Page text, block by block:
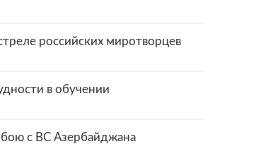
российских миротворцев
в обучении
бою с ВС Азербайджана